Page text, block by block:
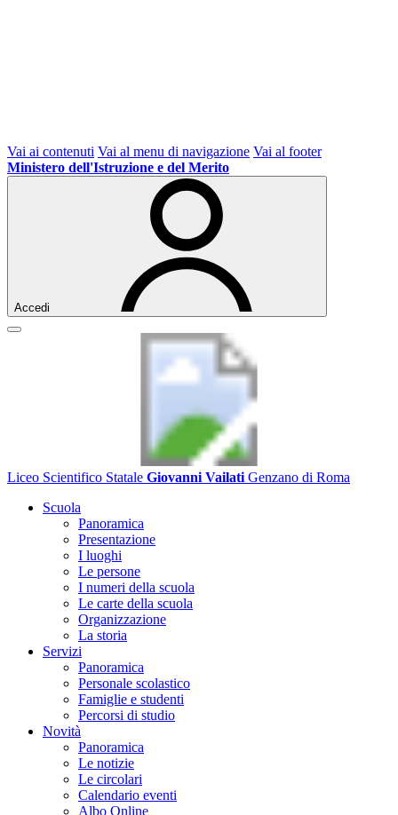
Vai ai contenuti Vai al menu di navigazione Vai al footer
Ministero dell'Istruzione e del Merito
Accedi
Liceo Scientifico Statale Giovanni Vailati Genzano di Roma
Scuola
Panoramica
Presentazione
I luoghi
Le persone
I numeri della scuola
Le carte della scuola
Organizzazione
La storia
Servizi
Panoramica
Personale scolastico
Famiglie e studenti
Percorsi di studio
Novità
Panoramica
Le notizie
Le circolari
Calendario eventi
Albo Online